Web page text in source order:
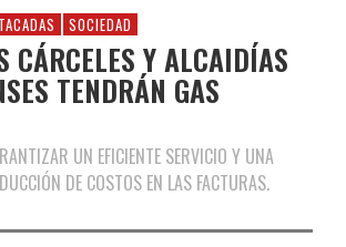
SOCIEDAD
CÁRCELES Y ALCAIDÍAS
TENDRÁN GAS
UN EFICIENTE SERVICIO Y UNA
DE COSTOS EN LAS FACTURAS.